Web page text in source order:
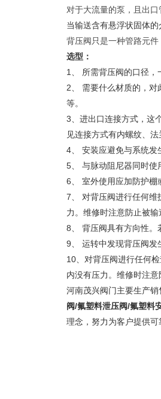
对于大流量的泵，且出
当输送含有悬浮状固体
背压阀只是一种管路元
选型：
1、 所需背压阀的口径
2、 需要什么材质的，
等。
3、进出口连接方式，这
见连接方式有内螺纹、
4、 安装应避免与系统发
5、 与脉动阻尼器同时使
6、 室外使用应加防护棚
7、 对背压阀进行任何维
力。维修时注意防止被
8、 背压阀具有方向性。
9、 运转中发现背压阀发
10、对背压阀进行任何
内没有压力。维修时注
河南茂兴阀门主要生产销
阀/氟塑料泄压阀/氟塑料
理念，努力为客户提供